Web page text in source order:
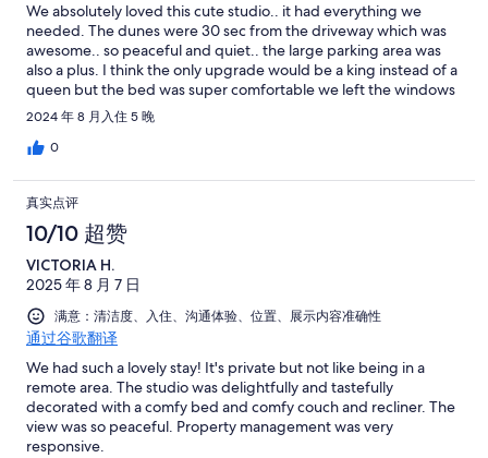
We absolutely loved this cute studio.. it had everything we
needed. The dunes were 30 sec from the driveway which was
awesome.. so peaceful and quiet.. the large parking area was
also a plus. I think the only upgrade would be a king instead of a
queen but the bed was super comfortable we left the windows
open at night and it was so quiet. Tons of comfort packed in this
place.. we didn’t know how to get into the secured parking lot
and the owner called us back immediacy and was very
favorite time of day. We will definitely be back.. love love this
place
2024 年 8 月入住 5 晚
0
真实点评
10/10 超赞
VICTORIA H.
2025 年 8 月 7 日
满意：清洁度、入住、沟通体验、位置、展示内容准确性
通过谷歌翻译
We had such a lovely stay! It's private but not like being in a
remote area. The studio was delightfully and tastefully
decorated with a comfy bed and comfy couch and recliner. The
view was so peaceful. Property management was very
responsive.